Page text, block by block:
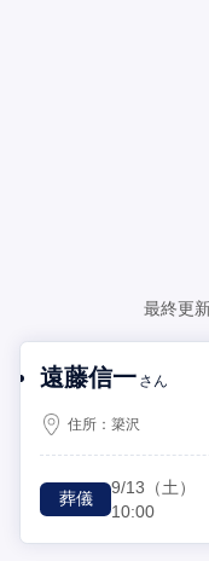
最終更
遠藤信一 さん
住所：簗沢
葬儀
9/13 （土）
10:00